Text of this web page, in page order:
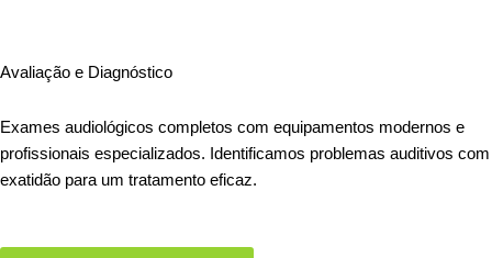
Avaliação e Diagnóstico
Exames audiológicos completos com equipamentos modernos e
profissionais especializados. Identificamos problemas auditivos com
exatidão para um tratamento eficaz.